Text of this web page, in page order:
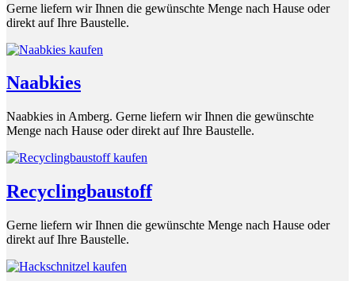
Gerne liefern wir Ihnen die gewünschte Menge nach Hause oder
direkt auf Ihre Baustelle.
Naabkies
Naabkies in Amberg. Gerne liefern wir Ihnen die gewünschte
Menge nach Hause oder direkt auf Ihre Baustelle.
Recyclingbaustoff
Gerne liefern wir Ihnen die gewünschte Menge nach Hause oder
direkt auf Ihre Baustelle.